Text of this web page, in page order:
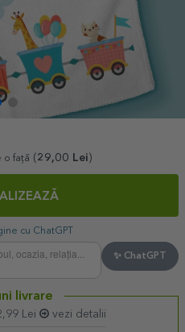
o față ( 29,00 Lei )
cu ChatGPT
✨ ChatGPT
livrare
Lei vezi detalii